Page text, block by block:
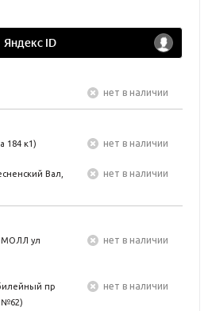
Нет в наличии
184 к1) Нет в наличии
Вал,
Нет в наличии
ул
Нет в наличии
пр
№62)
Нет в наличии